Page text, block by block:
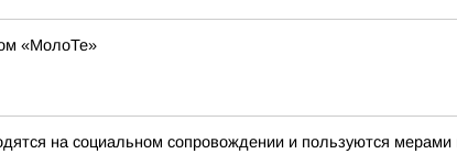
«МолоТе»
на социальном сопровождении и пользуются